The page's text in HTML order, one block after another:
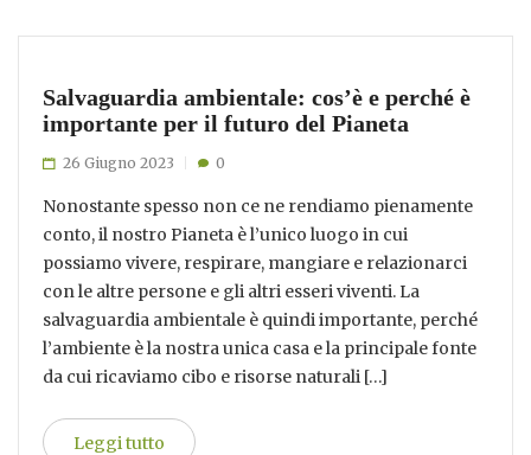
Salvaguardia ambientale: cos’è e perché è
importante per il futuro del Pianeta
26 Giugno 2023 0
Nonostante spesso non ce ne rendiamo pienamente
conto, il nostro Pianeta è l’unico luogo in cui
possiamo vivere, respirare, mangiare e relazionarci
con le altre persone e gli altri esseri viventi. La
salvaguardia ambientale è quindi importante, perché
l’ambiente è la nostra unica casa e la principale fonte
da cui ricaviamo cibo e risorse naturali […]
Leggi tutto